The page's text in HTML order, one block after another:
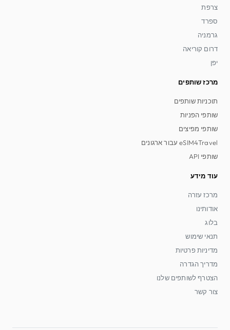
צרפת
ספרד
גרמניה
דרום קוריאה
יפן
מרכז שותפים
תוכניות שותפים
שותפי הפניות
שותפי מפיצים
eSIM4Travel עבור ארגונים
שותפי API
עוד מידע
מרכז עזרה
אודותינו
בלוג
תנאי שימוש
מדיניות פרטיות
מדריך הגדרה
הצטרף לשותפים שלנו
צור קשר